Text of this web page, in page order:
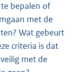
bepalen of
met de
Wat gebeurt
criteria is dat
met de